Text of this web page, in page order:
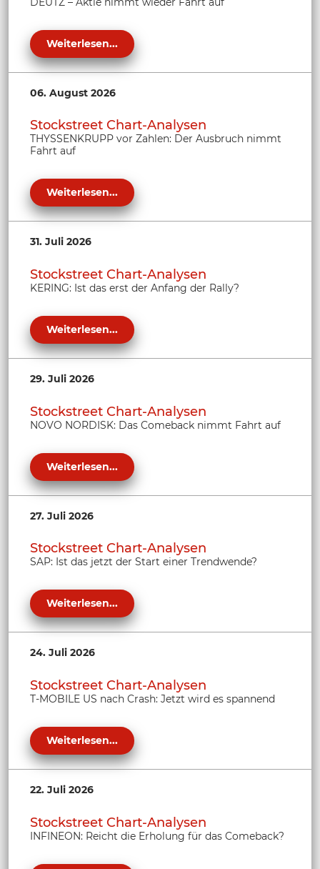
Weiterlesen...
06. August 2026
Stockstreet Chart-Analysen
THYSSENKRUPP vor Zahlen: Der Ausbruch nimmt
Fahrt auf
Weiterlesen...
31. Juli 2026
Stockstreet Chart-Analysen
KERING: Ist das erst der Anfang der Rally?
Weiterlesen...
29. Juli 2026
Stockstreet Chart-Analysen
NOVO NORDISK: Das Comeback nimmt Fahrt auf
Weiterlesen...
27. Juli 2026
Stockstreet Chart-Analysen
SAP: Ist das jetzt der Start einer Trendwende?
Weiterlesen...
24. Juli 2026
Stockstreet Chart-Analysen
T-MOBILE US nach Crash: Jetzt wird es spannend
Weiterlesen...
22. Juli 2026
Stockstreet Chart-Analysen
INFINEON: Reicht die Erholung für das Comeback?